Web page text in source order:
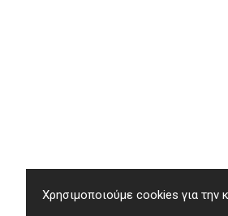
Χρησιμοποιούμε cookies για την